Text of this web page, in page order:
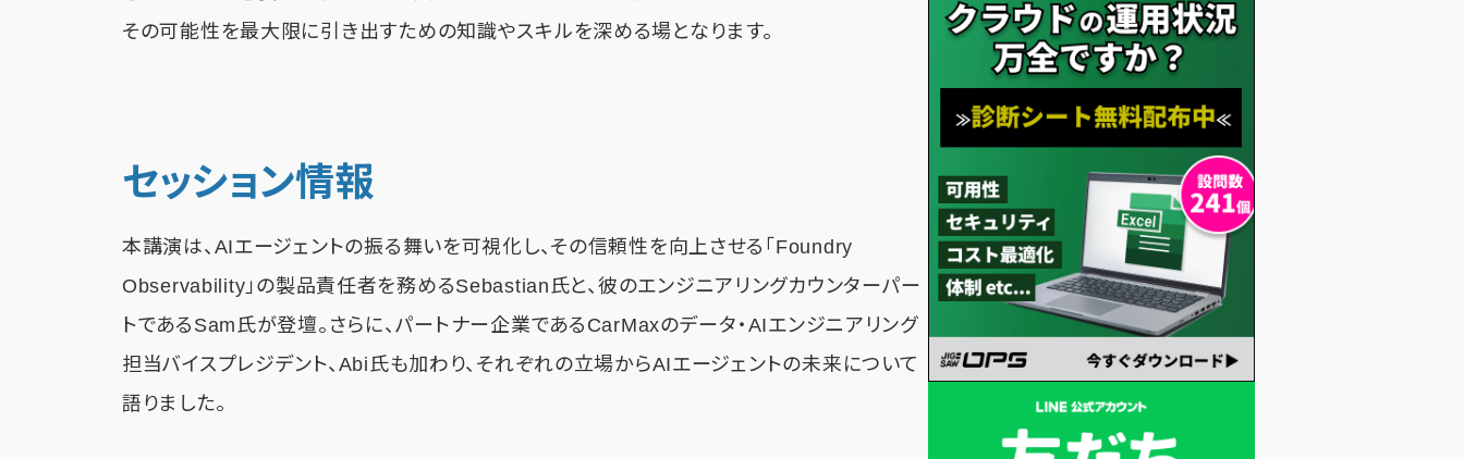
その可能性を最大限に引き出すための知識やスキルを深める場となります。
セッション情報
本講演は、AIエージェントの振る舞いを可視化し、その信頼性を向上させる「Foundry
Observability」の製品責任者を務めるSebastian氏と、彼のエンジニアリングカウンターパー
トであるSam氏が登壇。さらに、パートナー企業であるCarMaxのデータ・AIエンジニアリング
担当バイスプレジデント、Abi氏も加わり、それぞれの立場からAIエージェントの未来について
語りました。